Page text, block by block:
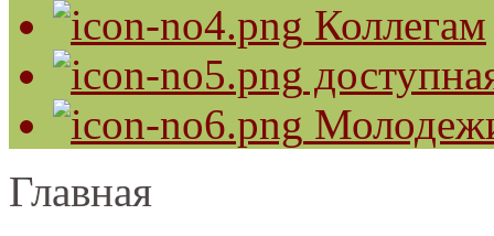
Коллегам
Главная